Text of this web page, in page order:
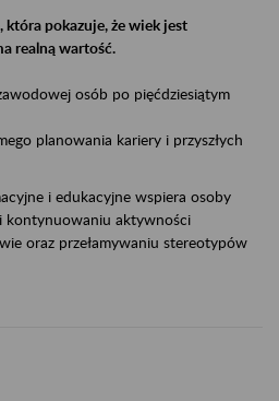
pokazuje, że wiek jest
realną wartość.
osób po pięćdziesiątym
planowania kariery i przyszłych
i edukacyjne wspiera osoby
kontynuowaniu aktywności
oraz przełamywaniu stereotypów